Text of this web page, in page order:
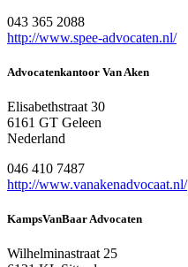
043 365 2088
http://www.spee-advocaten.nl/
Advocatenkantoor Van Aken
Elisabethstraat 30
6161 GT Geleen
Nederland
046 410 7487
http://www.vanakenadvocaat.nl/
KampsVanBaar Advocaten
Wilhelminastraat 25